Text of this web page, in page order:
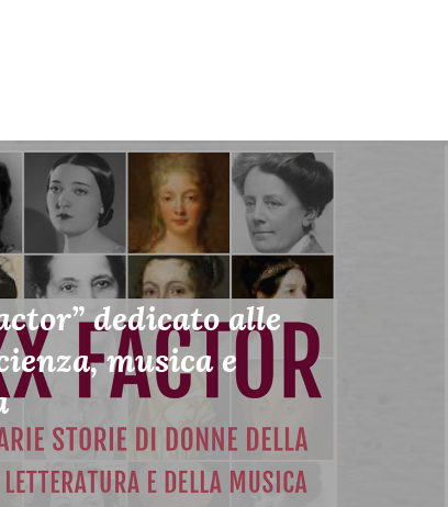
dedicato alle
musica e